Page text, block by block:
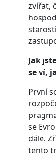
zvířat,
Jak
se ví,
První
se
dále.
tento